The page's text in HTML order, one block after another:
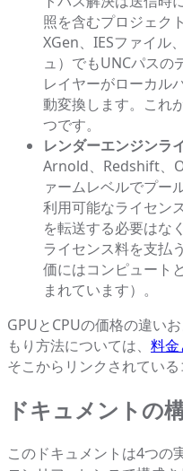
照を含むプロジェク
XGen、IESファイル
ュ）でもUNCパスの
レイヤーがローカル
動変換します。これ
つです。
レンダーエンジンラ
Arnold、Redshift、
ァームレベルでプー
利用可能なライセン
を転送する必要はな
ライセンス料を支払
価にはコンピュート
まれています）。
GPUとCPUの価格の違い
もり方法については、 料金
そこからリンクされている
ドキュメントの
このドキュメントは4つの